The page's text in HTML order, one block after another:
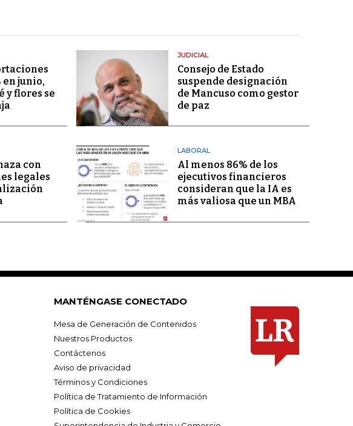
en junio,
y flores se
JUDICIAL
Consejo de Estado
suspende designación
de Mancuso como gestor
de paz
con
legales
LABORAL
Al menos 86% de los
ejecutivos financieros
consideran que la IA es
más valiosa que un MBA
MANTÉNGASE CONECTADO
Mesa de Generación de Contenidos
Nuestros Productos
Contáctenos
Aviso de privacidad
Términos y Condiciones
Política de Tratamiento de Información
Política de Cookies